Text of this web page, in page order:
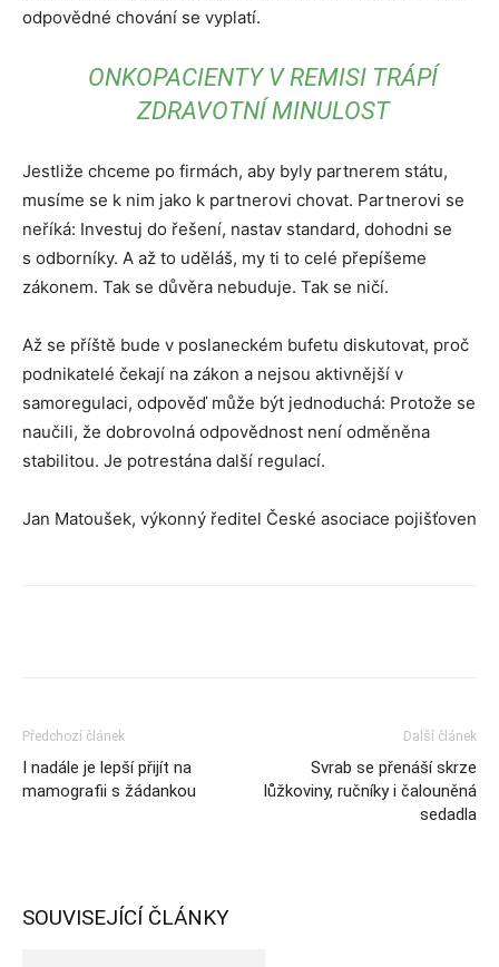
odpovědné chování se vyplatí.
ONKOPACIENTY V REMISI TRÁPÍ
ZDRAVOTNÍ MINULOST
Jestliže chceme po firmách, aby byly partnerem státu,
musíme se k nim jako k partnerovi chovat. Partnerovi se
neříká: Investuj do řešení, nastav standard, dohodni se
s odborníky. A až to uděláš, my ti to celé přepíšeme
zákonem. Tak se důvěra nebuduje. Tak se ničí.
Až se příště bude v poslaneckém bufetu diskutovat, proč
podnikatelé čekají na zákon a nejsou aktivnější v
samoregulaci, odpověď může být jednoduchá: Protože se
naučili, že dobrovolná odpovědnost není odměněna
stabilitou. Je potrestána další regulací.
Jan Matoušek, výkonný ředitel České asociace pojišťoven
Předchozí článek
I nadále je lepší přijít na
mamografii s žádankou
Další článek
Svrab se přenáší skrze
lůžkoviny, ručníky i čalouněná
sedadla
SOUVISEJÍCÍ ČLÁNKY